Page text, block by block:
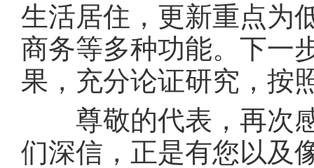
生活居住，更新重点为
商务等多种功能。下一
果，充分论证研究，按
尊敬的代表，再次感
们深信，正是有您以及